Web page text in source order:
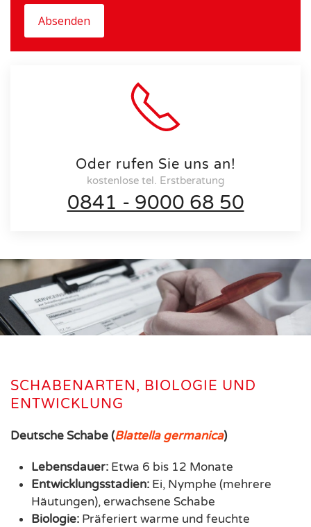
Absenden
Oder rufen Sie uns an!
kostenlose tel. Erstberatung
0841 - 9000 68 50
SCHABENARTEN, BIOLOGIE UND
ENTWICKLUNG
Deutsche Schabe (Blattella germanica)
Lebensdauer: Etwa 6 bis 12 Monate
Entwicklungsstadien: Ei, Nymphe (mehrere
Häutungen), erwachsene Schabe
Biologie: Präferiert warme und feuchte